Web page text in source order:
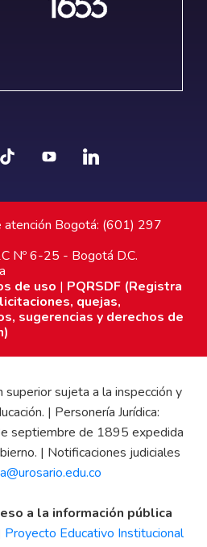
atención Bogotá: (601) 297
Nº 6-25 - Bogotá D.C.
de uso | PQRSDF (Registra
quejas,
sugerencias y derechos de
superior sujeta a la inspección y
| Personería Jurídica:
septiembre de 1895 expedida
| Notificaciones judiciales
a la información pública
Proyecto Educativo Institucional